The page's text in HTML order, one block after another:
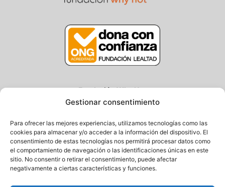
Gestionar consentimiento
Para ofrecer las mejores experiencias, utilizamos tecnologías como las
cookies para almacenar y/o acceder a la información del dispositivo. El
consentimiento de estas tecnologías nos permitirá procesar datos como
el comportamiento de navegación o las identificaciones únicas en este
sitio. No consentir o retirar el consentimiento, puede afectar
negativamente a ciertas características y funciones.
Fundación Why Not
Centro/Txoko: Particular de Ategorrieta 3, Gros
20013 Donostia – Gipuzkoa
Tel.: (+34) 943 058 694 / 627 014 791
Email: info@fundacionwhynot.org